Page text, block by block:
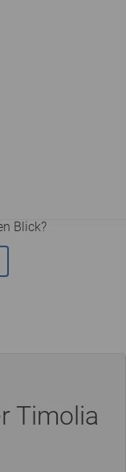
Blick?
Timolia